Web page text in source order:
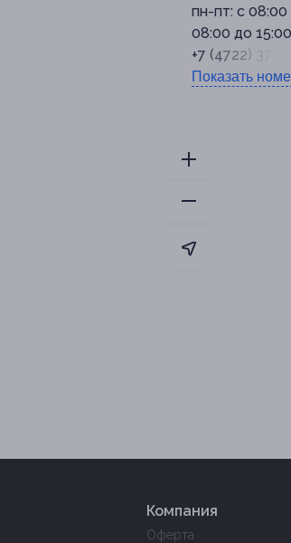
пн-пт: с 08:00
08:00 до
+7 (4722) 37-
Показать
Компания
Оферта